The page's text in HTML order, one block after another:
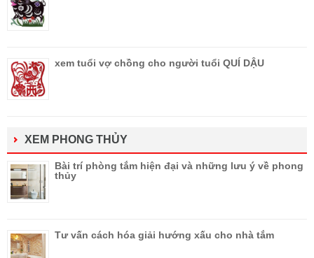
xem tuổi vợ chồng cho người tuổi QUÍ DẬU
XEM PHONG THỦY
Bài trí phòng tắm hiện đại và những lưu ý về phong
thủy
Tư vấn cách hóa giải hướng xấu cho nhà tắm